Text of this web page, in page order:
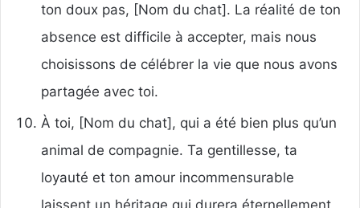
ton doux pas, [Nom du chat]. La réalité de ton
absence est difficile à accepter, mais nous
choisissons de célébrer la vie que nous avons
partagée avec toi.
À toi, [Nom du chat], qui a été bien plus qu’un
animal de compagnie. Ta gentillesse, ta
loyauté et ton amour incommensurable
laissent un héritage qui durera éternellement